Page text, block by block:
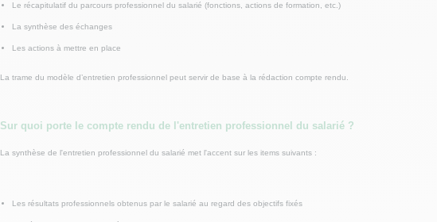
Le récapitulatif du parcours professionnel du salarié (fonctions, actions de formation, etc.)
La synthèse des échanges
Les actions à mettre en place
La trame du modèle d’entretien professionnel peut servir de base à la rédaction compte rendu.
Sur quoi porte le compte rendu de l'entretien professionnel du salarié ?
La synthèse de l'entretien professionnel du salarié met l'accent sur les items suivants :
Les résultats professionnels obtenus par le salarié au regard des objectifs fixés